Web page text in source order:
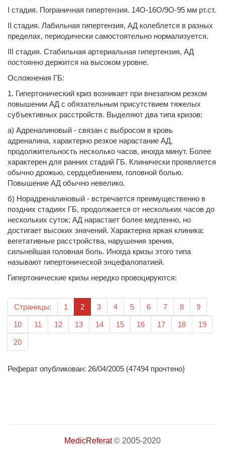
I стадия. Пограничная гипертензия. 14О-16О/9О-95 мм рт.ст.
II стадия. Лабильная гипертензия, АД колеблется в разных
пределах, периодически самостоятельно нормализуется.
III стадия. Стабильная артериальная гипертензия, АД
постоянно держится на высоком уровне.
Осложнения ГБ:
1. Гипертонический криз возникает при внезапном резком
повышении АД с обязательным присутствием тяжелых
субъективных расстройств. Выделяют два типа кризов:
а) Адреналиновый - связан с выбросом в кровь
адреналина, характерно резкое нарастание АД,
продолжительность несколько часов, иногда минут. Более
характерен для ранних стадий ГБ. Клинически проявляется
обычно дрожью, сердцебиением, головной болью.
Повышение АД обычно невелико.
б) Норадреналиновый - встречается преимущественно в
поздних стадиях ГБ, продолжается от нескольких часов до
нескольких суток; АД нарастает более медленно, но
достигает высоких значений. Характерна яркая клиника:
вегетативные расстройства, нарушения зрения,
сильнейшая головная боль. Иногда кризы этого типа
называют гипертонической энцефалопатией.
Гипертонические кризы нередко провоцируются:
Страницы: 1 2(текущая)
3 4 5 6 7 8 9
10 11 12 13 14 15 16 17 18 19
20
Реферат опубликован: 26/04/2005 (47494 прочтено)
MedicReferat© 2005-2020